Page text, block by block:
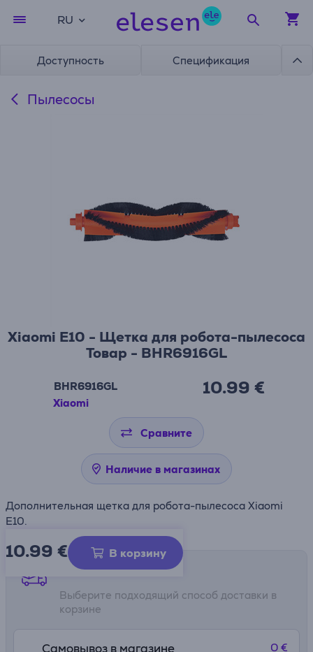
RU
Доступность Спецификация
Пылесосы
Xiaomi E10 - Щетка для робота-пылесоса
Товар - BHR6916GL
BHR6916GL
Xiaomi
10.99 €
Сравните
Наличие в магазинах
Дополнительная щетка для робота-пылесоса Xiaomi
E10.
10.99 € В корзину
Способы доставки
Выберите подходящий способ доставки в
корзине
Самовывоз в магазине
0 €